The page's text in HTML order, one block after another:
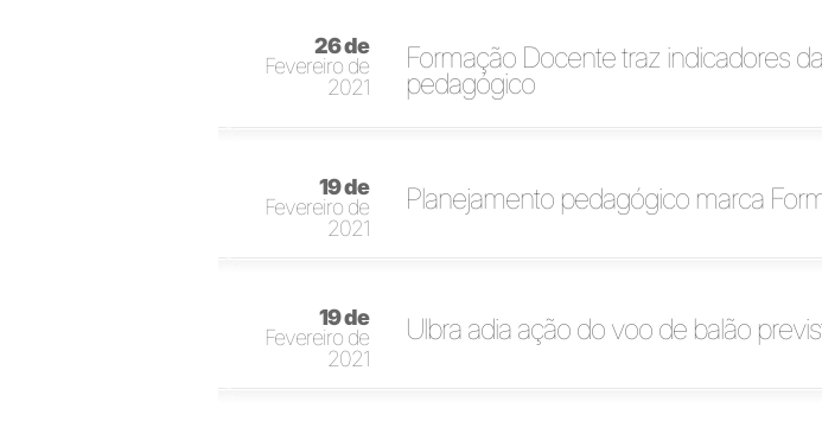
26 de
Fevereiro de
2021
Formação Docente traz indicadores
pedagógico
19 de
Fevereiro de
2021
Planejamento pedagógico marca
19 de
Fevereiro de
2021
Ulbra adia ação do voo de balão